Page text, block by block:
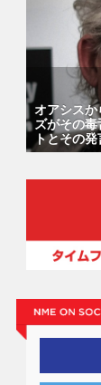
オアシス
ズがその
トとその発